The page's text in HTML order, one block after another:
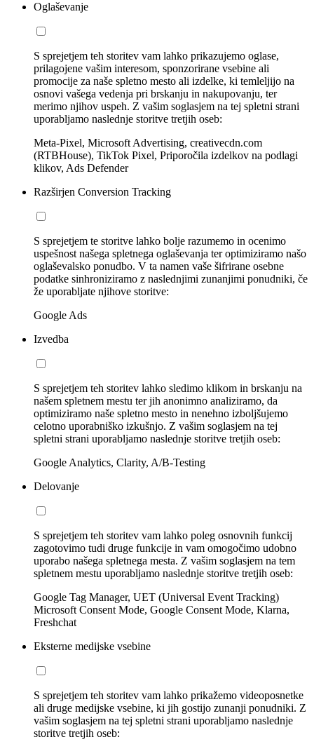
Oglaševanje
S sprejetjem teh storitev vam lahko prikazujemo oglase,
prilagojene vašim interesom, sponzorirane vsebine ali
promocije za naše spletno mesto ali izdelke, ki temleljijo na
osnovi vašega vedenja pri brskanju in nakupovanju, ter
merimo njihov uspeh. Z vašim soglasjem na tej spletni strani
uporabljamo naslednje storitve tretjih oseb:
Meta-Pixel, Microsoft Advertising, creativecdn.com
(RTBHouse), TikTok Pixel, Priporočila izdelkov na podlagi
klikov, Ads Defender
Razširjen Conversion Tracking
S sprejetjem te storitve lahko bolje razumemo in ocenimo
uspešnost našega spletnega oglaševanja ter optimiziramo našo
oglaševalsko ponudbo. V ta namen vaše šifrirane osebne
podatke sinhroniziramo z naslednjimi zunanjimi ponudniki, če
že uporabljate njihove storitve:
Google Ads
Izvedba
S sprejetjem teh storitev lahko sledimo klikom in brskanju na
našem spletnem mestu ter jih anonimno analiziramo, da
optimiziramo naše spletno mesto in nenehno izboljšujemo
celotno uporabniško izkušnjo. Z vašim soglasjem na tej
spletni strani uporabljamo naslednje storitve tretjih oseb:
Google Analytics, Clarity, A/B-Testing
Delovanje
S sprejetjem teh storitev vam lahko poleg osnovnih funkcij
zagotovimo tudi druge funkcije in vam omogočimo udobno
uporabo našega spletnega mesta. Z vašim soglasjem na tem
spletnem mestu uporabljamo naslednje storitve tretjih oseb:
Google Tag Manager, UET (Universal Event Tracking)
Microsoft Consent Mode, Google Consent Mode, Klarna,
Freshchat
Eksterne medijske vsebine
S sprejetjem teh storitev vam lahko prikažemo videoposnetke
ali druge medijske vsebine, ki jih gostijo zunanji ponudniki. Z
vašim soglasjem na tej spletni strani uporabljamo naslednje
storitve tretjih oseb: